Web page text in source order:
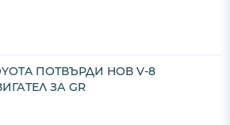
ПОТВЪРДИ НОВ V-8
ЗА GR